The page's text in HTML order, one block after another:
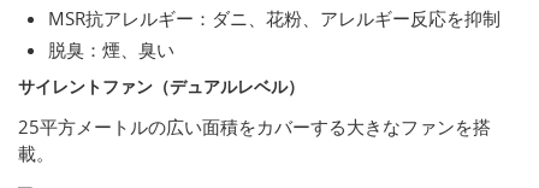
MSR抗アレルギー：ダニ、花粉、アレルギー反応を抑制
脱臭：煙、臭い
サイレントファン（デュアルレベル）
25平方メートルの広い面積をカバーする大きなファンを搭
載。